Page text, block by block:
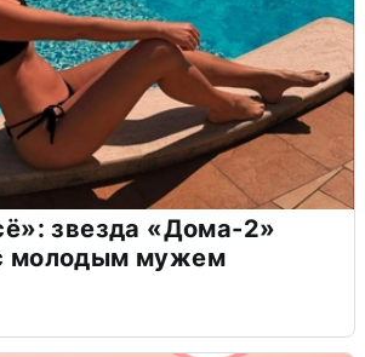
звезда «Дома-2»
молодым мужем